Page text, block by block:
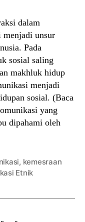
dalam
menjadi unsur
Pada
sosial saling
makhluk hidup
menjadi
sosial. (Baca
yang
dipahami oleh
, kemesraan
Etnik